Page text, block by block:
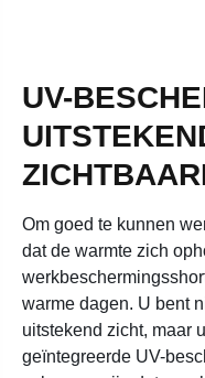
UV-
Om goed te kunnen
dat de warmte zich
warme dagen. U bent
uitstekend zicht, maar
geïntegreerde UV-